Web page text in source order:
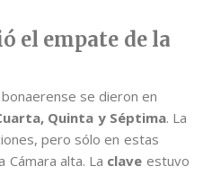
el empate de la
se dieron en
Quinta y Séptima. La
pero sólo en estas
Cámara alta. La clave estuvo